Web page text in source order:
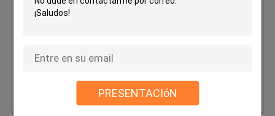
PRESENTACIóN
Biológicas Bio bolas Medios de
Continuar